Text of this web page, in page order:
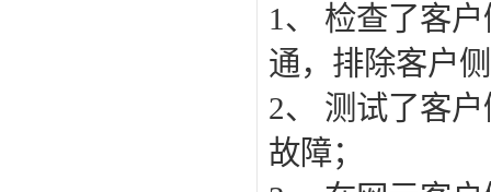
1、 检查了客
通，排除客户
2、 测试了客
故障；